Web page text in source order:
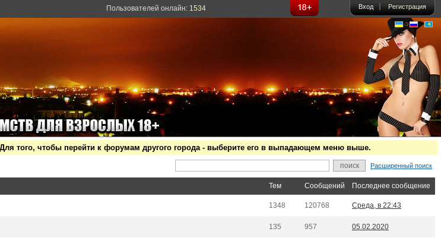
Пользователей онлайн: 1534 Вход Регистрация
того, чтобы перейти к форумам другого города - выберите его в выпадающем меню выше.
Расширенный поиск
Тем Сообщений Последнее сообщение
1348 120768 Среда, в 22:43
135 957 05.02.2020